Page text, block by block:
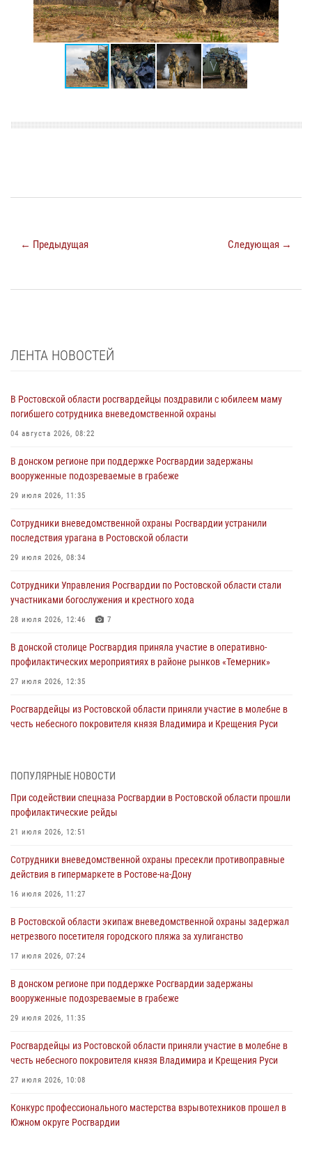
← Предыдущая Следующая →
ЛЕНТА НОВОСТЕЙ
В Ростовской области росгвардейцы поздравили с юбилеем маму
погибшего сотрудника вневедомственной охраны
04 августа 2026, 08:22
В донском регионе при поддержке Росгвардии задержаны
вооруженные подозреваемые в грабеже
29 июля 2026, 11:35
Сотрудники вневедомственной охраны Росгвардии устранили
последствия урагана в Ростовской области
29 июля 2026, 08:34
Сотрудники Управления Росгвардии по Ростовской области стали
участниками богослужения и крестного хода
28 июля 2026, 12:46 7
В донской столице Росгвардия приняла участие в оперативно-
профилактических мероприятиях в районе рынков «Темерник»
27 июля 2026, 12:35
Росгвардейцы из Ростовской области приняли участие в молебне в
честь небесного покровителя князя Владимира и Крещения Руси
При содействии спецназа Росгвардии в Ростовской области прошли
21 июля 2026, 12:51
В Ростовской области экипаж вневедомственной охраны задержал
17 июля 2026, 07:24
Сотрудники вневедомственной охраны пресекли противоправные
Конкурс профессионального мастерства взрывотехников прошел в
15 июля 2026, 06:39
ПОПУЛЯРНЫЕ НОВОСТИ
При содействии спецназа Росгвардии в Ростовской области прошли
профилактические рейды
21 июля 2026, 12:51
Сотрудники вневедомственной охраны пресекли противоправные
действия в гипермаркете в Ростове-на-Дону
16 июля 2026, 11:27
В Ростовской области экипаж вневедомственной охраны задержал
нетрезвого посетителя городского пляжа за хулиганство
17 июля 2026, 07:24
В донском регионе при поддержке Росгвардии задержаны
вооруженные подозреваемые в грабеже
29 июля 2026, 11:35
Росгвардейцы из Ростовской области приняли участие в молебне в
честь небесного покровителя князя Владимира и Крещения Руси
27 июля 2026, 10:08
Конкурс профессионального мастерства взрывотехников прошел в
Южном округе Росгвардии